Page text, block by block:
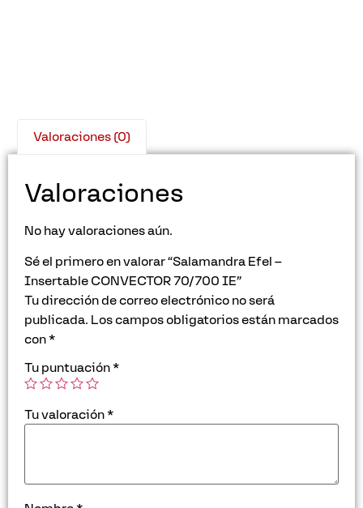
Valoraciones (0)
Valoraciones
No hay valoraciones aún.
Sé el primero en valorar “Salamandra Efel –
Insertable CONVECTOR 70/700 IE”
Tu dirección de correo electrónico no será
publicada. Los campos obligatorios están marcados
con*
Tu puntuación*
Tu valoración*